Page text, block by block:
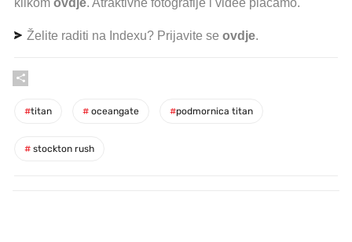
Želite raditi na Indexu? Prijavite se ovdje.
#titan # oceangate #podmornica titan
# stockton rush